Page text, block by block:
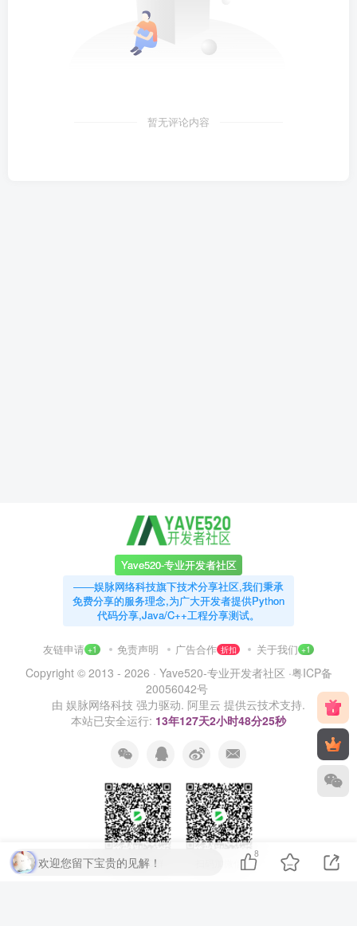
暂无评论内容
Yave520-专业开发者社区
——娱脉网络科技旗下技术分享社区,我们秉承
免费分享的服务理念,为广大开发者提供Python
代码分享,Java/C++工程分享测试。
友链申请 +1 免责声明 广告合作 折扣 关于我们 +1
Copyright © 2013 - 2026 · Yave520-专业开发者社区 ·粤ICP备
20056042号
由 娱脉网络科技 强力驱动. 阿里云 提供云技术支持.
本站已安全运行: 13年127天2小时48分25秒
扫码加QQ群 扫码加微信
欢迎您留下宝贵的见解！
8